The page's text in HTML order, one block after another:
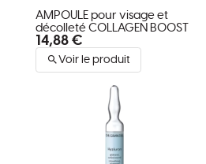
AMPOULE pour visage et
décolleté COLLAGEN BOOST
14,88 €
Voir le produit